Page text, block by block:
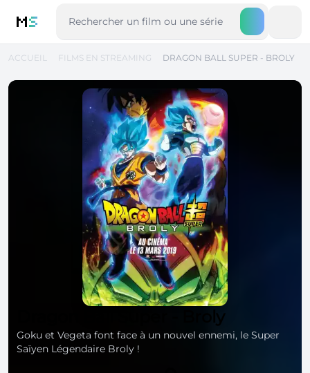
MS
ACCUEIL FILMS EN STREAMING DRAGON BALL SUPER - BROLY
Dragon Ball Super - Broly
Goku et Vegeta font face à un nouvel ennemi, le Super
Saïyen Légendaire Broly !